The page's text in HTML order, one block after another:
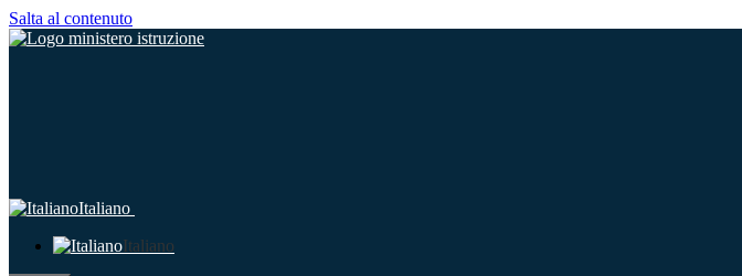
Salta al contenuto
Italiano
Italiano